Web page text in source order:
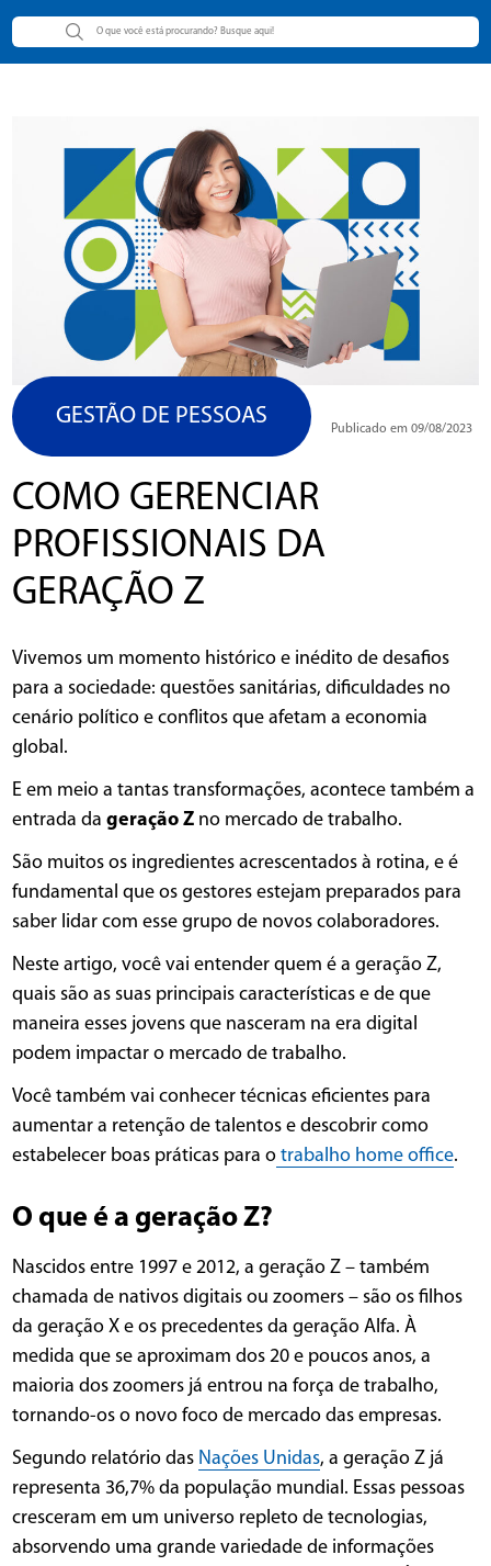
GESTÃO DE PESSOAS Publicado em 09/08/2023
COMO GERENCIAR
PROFISSIONAIS DA
GERAÇÃO Z
Vivemos um momento histórico e inédito de desafios
para a sociedade: questões sanitárias, dificuldades no
cenário político e conflitos que afetam a economia
global.
E em meio a tantas transformações, acontece também a
entrada dageração Z no mercado de trabalho.
São muitos os ingredientes acrescentados à rotina, e é
fundamental que os gestores estejam preparados para
saber lidar com esse grupo de novos colaboradores.
Neste artigo, você vai entender quem é a geração Z,
quais são as suas principais características e de que
maneira esses jovens que nasceram na era digital
podem impactar o mercado de trabalho.
Você também vai conhecer técnicas eficientes para
aumentar a retenção de talentos e descobrir como
estabelecer boas práticas para o trabalho home office.
O que é a geração Z?
Nascidos entre 1997 e 2012, a geração Z – também
chamada de nativos digitais ou zoomers – são os filhos
da geração X e os precedentes da geração Alfa. À
medida que se aproximam dos 20 e poucos anos, a
maioria dos zoomers já entrou na força de trabalho,
tornando-os o novo foco de mercado das empresas.
Segundo relatório das Nações Unidas, a geração Z já
representa 36,7% da população mundial. Essas pessoas
cresceram em um universo repleto de tecnologias,
absorvendo uma grande variedade de informações